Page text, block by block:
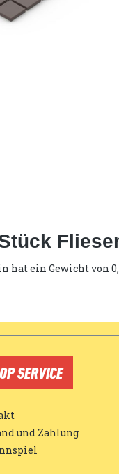
hat ein Gewicht
SERVICE
und Zahlung